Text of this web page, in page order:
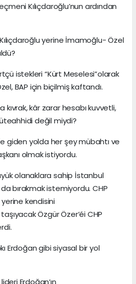
Kılıçdaroğlu’nun ardından
yerine İmamoğlu- Özel
istekleri “Kürt Meselesi”olarak
BAP için biçilmiş kaftandı.
kâr zarar hesabı kuvvetli,
değil miydi?
giden yolda her şey mübahtı ve
olmak istiyordu.
olanaklara sahip İstanbul
da bırakmak istemiyordu. CHP
kendisini
Özgür Özer’éi CHP
Erdoğan gibi siyasal bir yol
Erdoğan’ın